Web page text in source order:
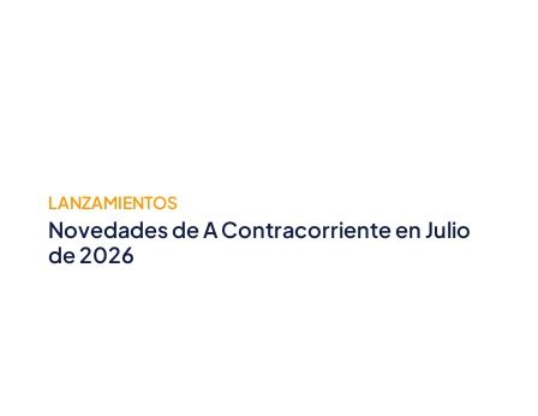
LANZAMIENTOS
Novedades de A Contracorriente en Julio
de 2026